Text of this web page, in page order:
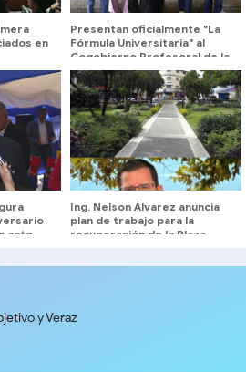
en
Presentan oficialmente "La
Fórmula Universitaria" al
Cogobierno Profesoral de la
ULA ​
acto
Ing. Nelson Álvarez anuncia
plan de trabajo para la
recuperación de la Plaza
y Veraz